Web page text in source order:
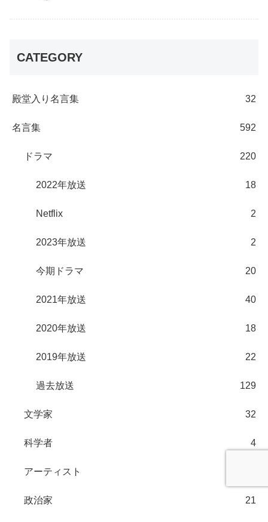
CATEGORY
殿堂入り名言集 32
名言集 592
ドラマ 220
2022年放送 18
Netflix 2
2023年放送 2
今期ドラマ 20
2021年放送 40
2020年放送 18
2019年放送 22
過去放送 129
文学家 32
科学者 4
アーティスト
政治家 21